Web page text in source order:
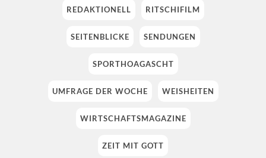
REDAKTIONELL RITSCHIFILM
SEITENBLICKE SENDUNGEN
SPORTHOAGASCHT
UMFRAGE DER WOCHE WEISHEITEN
WIRTSCHAFTSMAGAZINE
ZEIT MIT GOTT